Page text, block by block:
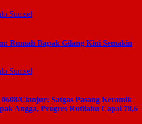
Sumsel
Rumah Bapak Gilang Kini Semakin
Sumsel
Cianjur: Satgas Pasang Keramik
Angga, Progres Rutilahu Capai 78,6